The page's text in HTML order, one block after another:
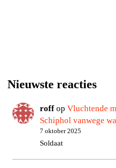
Nieuwste reacties
roff opVluchtende
Schiphol vanwege
7 oktober 2025
Soldaat